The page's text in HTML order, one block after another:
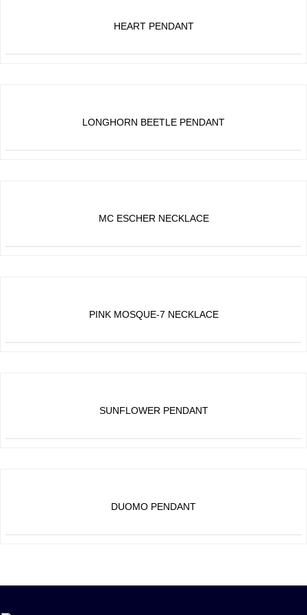
HEART PENDANT
LONGHORN BEETLE PENDANT
MC ESCHER NECKLACE
PINK MOSQUE-7 NECKLACE
SUNFLOWER PENDANT
DUOMO PENDANT